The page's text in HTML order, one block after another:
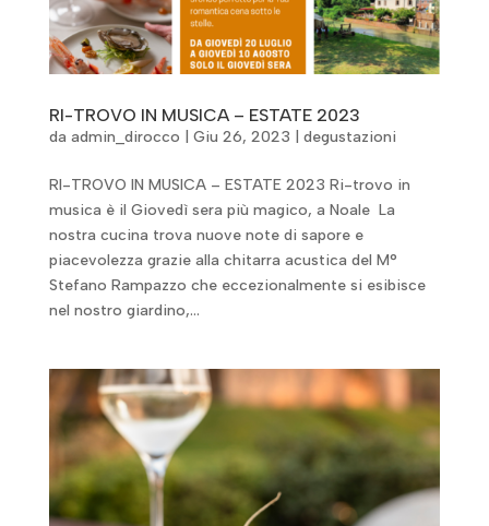
RI-TROVO IN MUSICA – ESTATE 2023
da admin_dirocco Giu 26, 2023 degustazioni
RI-TROVO IN MUSICA – ESTATE 2023 Ri-trovo in
musica è il Giovedì sera più magico, a Noale La
nostra cucina trova nuove note di sapore e
piacevolezza grazie alla chitarra acustica del M°
Stefano Rampazzo che eccezionalmente si esibisce
nel nostro giardino,...